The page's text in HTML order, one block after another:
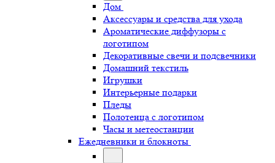
Дом
Аксессуары и средства для ухода
Ароматические диффузоры с
логотипом
Декоративные свечи и подсвечники
Домашний текстиль
Игрушки
Интерьерные подарки
Пледы
Полотенца с логотипом
Часы и метеостанции
Ежедневники и блокноты